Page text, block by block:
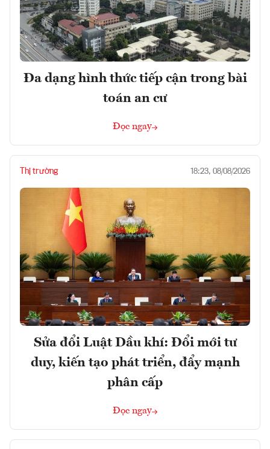
Đa dạng hình thức tiếp cận trong bài
toán an cư
Đọc ngay
Thị trường 18:23, 08/08/2026
Sửa đổi Luật Dầu khí: Đổi mới tư
duy, kiến tạo phát triển, đẩy mạnh
phân cấp
Đọc ngay